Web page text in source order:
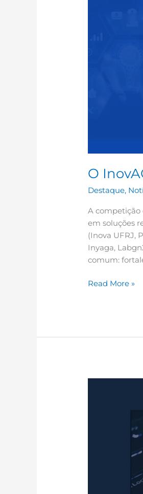
O
Destaque,
A competição
em soluções
(Inova UFRJ,
Inyaga,
comum:
Read More »